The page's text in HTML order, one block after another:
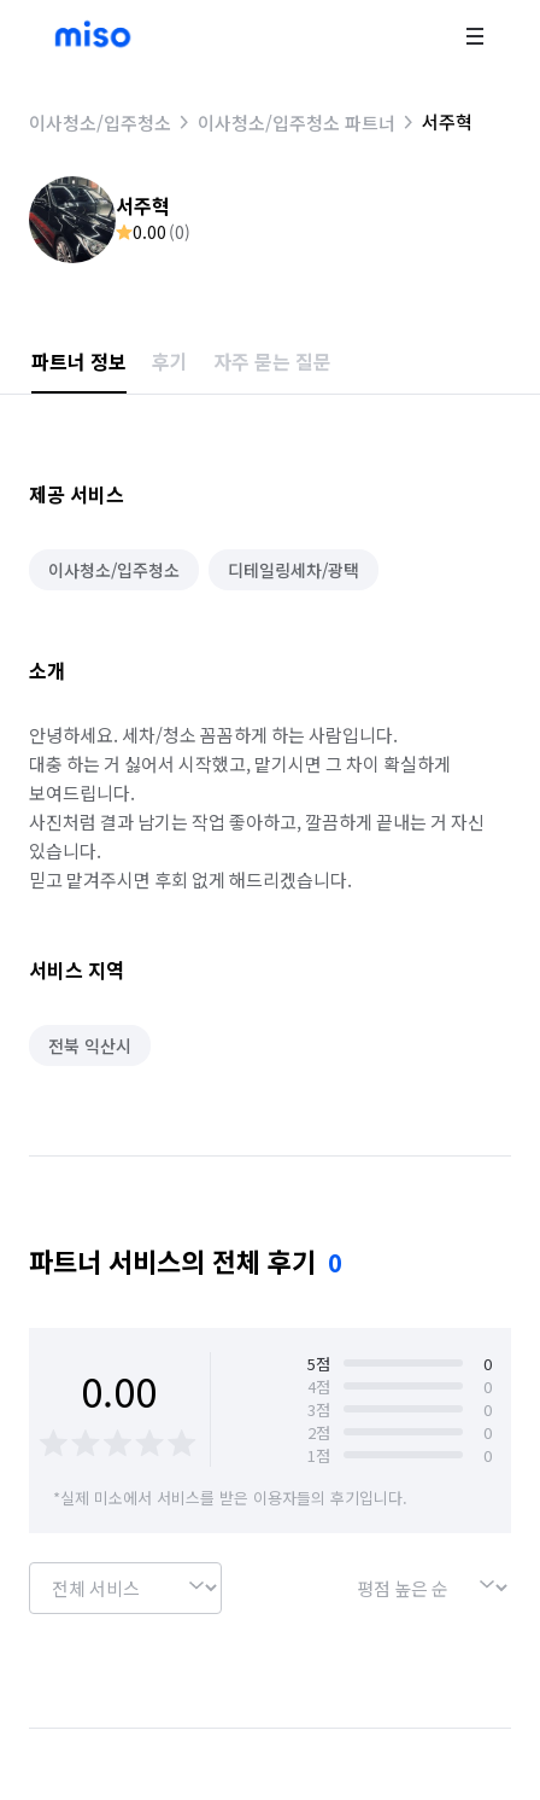
이사청소/입주청소 이사청소/입주청소 파트너 서주혁
서주혁
0.00 (0)
파트너 정보 후기 자주 묻는 질문
제공 서비스
이사청소/입주청소 디테일링세차/광택
소개
안녕하세요. 세차/청소 꼼꼼하게 하는 사람입니다.
대충 하는 거 싫어서 시작했고, 맡기시면 그 차이 확실하게
보여드립니다.
사진처럼 결과 남기는 작업 좋아하고, 깔끔하게 끝내는 거 자신
있습니다.
믿고 맡겨주시면 후회 없게 해드리겠습니다.
서비스 지역
전북 익산시
파트너 서비스의 전체 후기 0
0.00 5점
0
4점
0
3점
0
2점
0
1점
0
*실제 미소에서 서비스를 받은 이용자들의 후기입니다.